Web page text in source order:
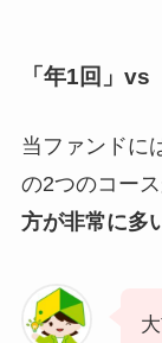
「年1回」vs
当ファンドに
の2つのコース
方が非常に多